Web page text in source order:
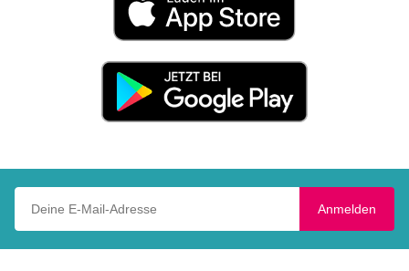
im
App
Jetzt
Google
Anmelden